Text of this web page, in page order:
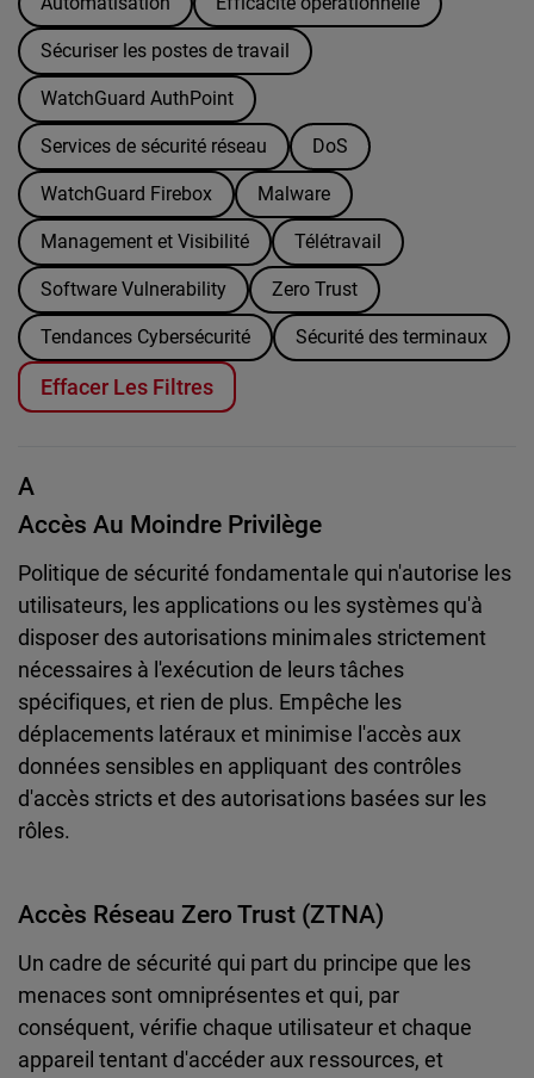
Sécuriser les postes de travail
WatchGuard AuthPoint
Services de sécurité réseau DoS
WatchGuard Firebox Malware
Management et Visibilité Télétravail
Software Vulnerability Zero Trust
Tendances Cybersécurité Sécurité des terminaux
Effacer Les Filtres
A
Accès Au Moindre Privilège
Politique de sécurité fondamentale qui n'autorise les
utilisateurs, les applications ou les systèmes qu'à
disposer des autorisations minimales strictement
nécessaires à l'exécution de leurs tâches
spécifiques, et rien de plus. Empêche les
déplacements latéraux et minimise l'accès aux
données sensibles en appliquant des contrôles
d'accès stricts et des autorisations basées sur les
rôles.
Accès Réseau Zero Trust (ZTNA)
Un cadre de sécurité qui part du principe que les
menaces sont omniprésentes et qui, par
conséquent, vérifie chaque utilisateur et chaque
appareil tentant d'accéder aux ressources, et